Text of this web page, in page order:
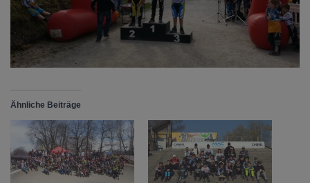
Ähnliche Beiträge